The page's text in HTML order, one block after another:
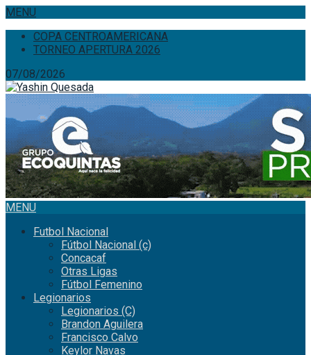
MENU
COPA CENTROAMERICANA
TORNEO APERTURA 2026
07/08/2026
MENU
Futbol Nacional
Fútbol Nacional (c)
Concacaf
Otras Ligas
Fútbol Femenino
Legionarios
Legionarios (C)
Brandon Aguilera
Francisco Calvo
Keylor Navas